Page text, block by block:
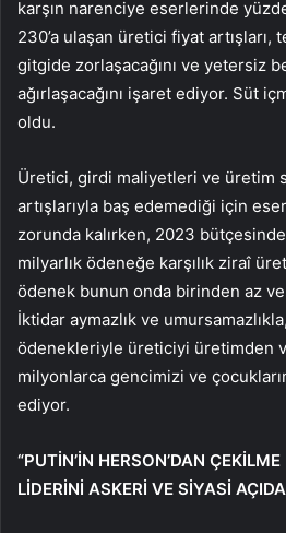
karşın narenciye eserlerinde
230’a ulaşan üretici fiyat
gitgide zorlaşacağını ve yetersiz
ağırlaşacağını işaret ediyor. Süt
oldu.
Üretici, girdi maliyetleri ve üretim
artışlarıyla baş edemediği için
zorunda kalırken, 2023
milyarlık ödeneğe karşılık ziraî
ödenek bunun onda birinden az
İktidar aymazlık ve
ödenekleriyle üreticiyi üretimden
milyonlarca gencimizi ve
ediyor.
“PUTİN’İN HERSON’DAN
LİDERİNİ ASKERİ VE SİYASİ